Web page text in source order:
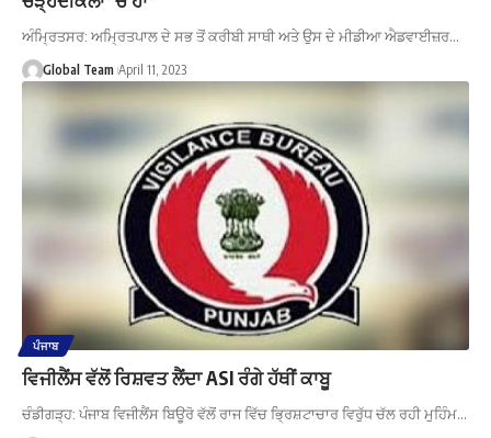
ਅੰਮ੍ਰਿਤਸਰ: ਅਮ੍ਰਿਤਪਾਲ ਦੇ ਸਭ ਤੋਂ ਕਰੀਬੀ ਸਾਥੀ ਅਤੇ ਉਸ ਦੇ ਮੀਡੀਆ ਐਡਵਾਈਜ਼ਰ…
Global Team April 11, 2023
ਪੰਜਾਬ
ਵਿਜੀਲੈਂਸ ਵੱਲੋਂ ਰਿਸ਼ਵਤ ਲੈਂਦਾ ASI ਰੰਗੇ ਹੱਥੀਂ ਕਾਬੂ
ਚੰਡੀਗੜ੍ਹ: ਪੰਜਾਬ ਵਿਜੀਲੈਂਸ ਬਿਊਰੋ ਵੱਲੋਂ ਰਾਜ ਵਿੱਚ ਭ੍ਰਿਸ਼ਟਾਚਾਰ ਵਿਰੁੱਧ ਚੱਲ ਰਹੀ ਮੁਹਿੰਮ…